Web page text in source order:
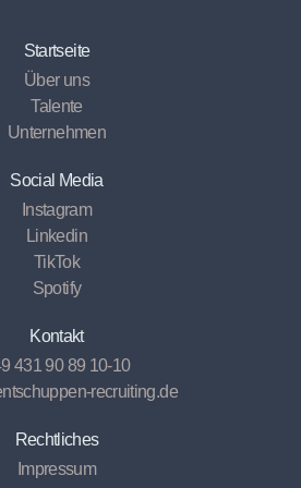
Startseite
Über uns
Talente
Unternehmen
Social Media
Instagram
Linkedin
TikTok
Spotify
Kontakt
431 90 89 10-10
recruiting.de
Rechtliches
Impressum